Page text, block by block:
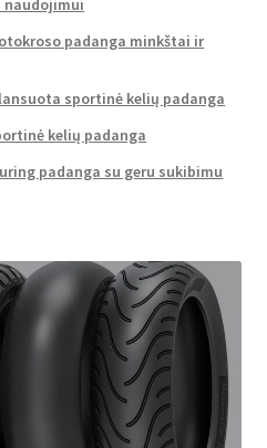
naudojimui
padanga minkštai ir
sportinė kelių padanga
kelių padanga
padanga su geru sukibimu